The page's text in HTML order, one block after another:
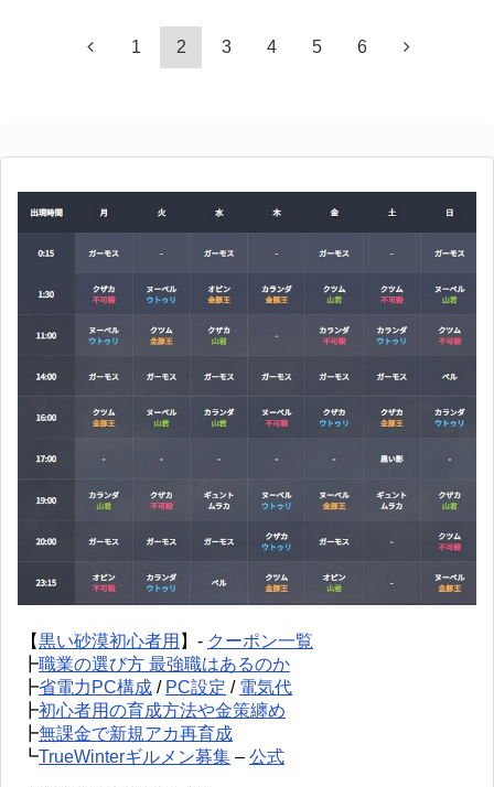
1 2 3 4 5 6
【黒い砂漠初心者用 】- クーポン一覧
┣職業の選び方 最強職はあるのか
┣省電力PC構成 / PC設定 / 電気代
┣初心者用の育成方法や金策纏め
┣無課金で新規アカ再育成
┗TrueWinterギルメン募集 – 公式